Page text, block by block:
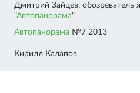
/>
Дмитрий Зайцев, обозреватель
"Автопанорама"
Автопанорама №7 2013
Кирилл Калапов